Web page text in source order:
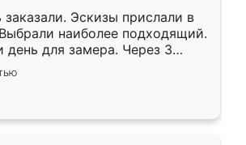
заказали. Эскизы прислали в
наиболее подходящий.
день для замера. Через 3
была уже готова. Остались
Спасибо Ренессанс
работу!